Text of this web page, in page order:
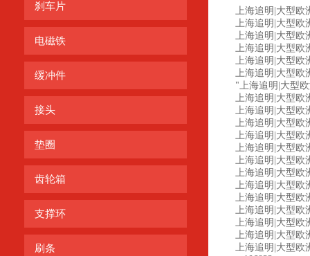
刹车片
电磁铁
缓冲件
接头
垫圈
齿轮箱
支撑环
刷条
上海追明|大型欧
上海追明|大型欧
上海追明|大型欧
上海追明|大型欧
上海追明|大型欧
上海追明|大型欧
"上海追明|大型
上海追明|大型欧
上海追明|大型欧
上海追明|大型欧
上海追明|大型欧
上海追明|大型欧
上海追明|大型欧
上海追明|大型欧
上海追明|大型欧
上海追明|大型欧
上海追明|大型欧
上海追明|大型欧
上海追明|大型欧
上海追明|大型欧